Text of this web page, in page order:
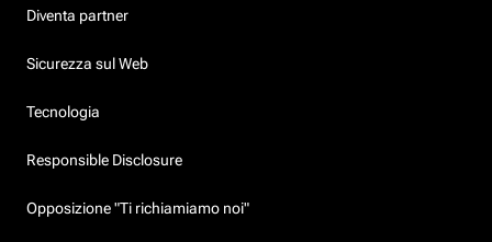
Diventa partner
Sicurezza sul Web
Tecnologia
Responsible Disclosure
Opposizione "Ti richiamiamo noi"